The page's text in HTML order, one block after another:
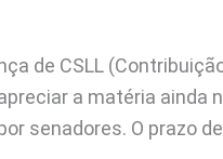
de CSLL
a matéria ainda
senadores. O prazo